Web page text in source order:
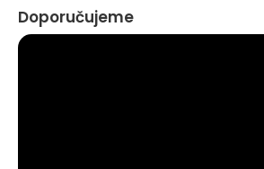
Doporučujeme